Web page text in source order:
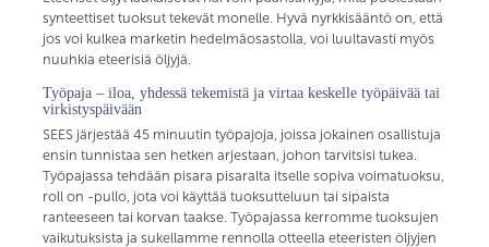
synteettiset tuoksut tekevät monelle. Hyvä nyrkkisääntö on, että
jos voi kulkea marketin hedelmäosastolla, voi luultavasti myös
nuuhkia eteerisiä öljyjä.
Työpaja – iloa, yhdessä tekemistä ja virtaa keskelle työpäivää tai
virkistyspäivään
SEES järjestää 45 minuutin työpajoja, joissa jokainen osallistuja
ensin tunnistaa sen hetken arjestaan, johon tarvitsisi tukea.
Työpajassa tehdään pisara pisaralta itselle sopiva voimatuoksu,
roll on -pullo, jota voi käyttää tuoksutteluun tai sipaista
ranteeseen tai korvan taakse. Työpajassa kerromme tuoksujen
vaikutuksista ja sukellamme rennolla otteella eteeristen öljyjen